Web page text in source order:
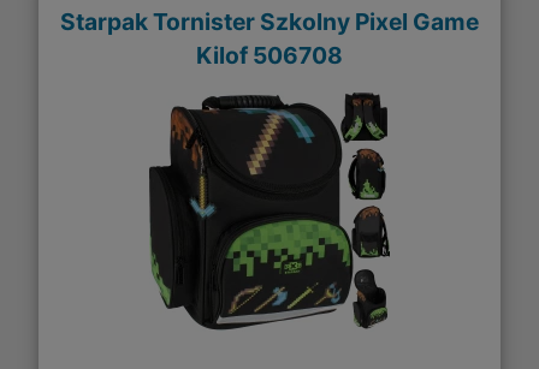
Starpak Tornister Szkolny Pixel Game
Kilof 506708